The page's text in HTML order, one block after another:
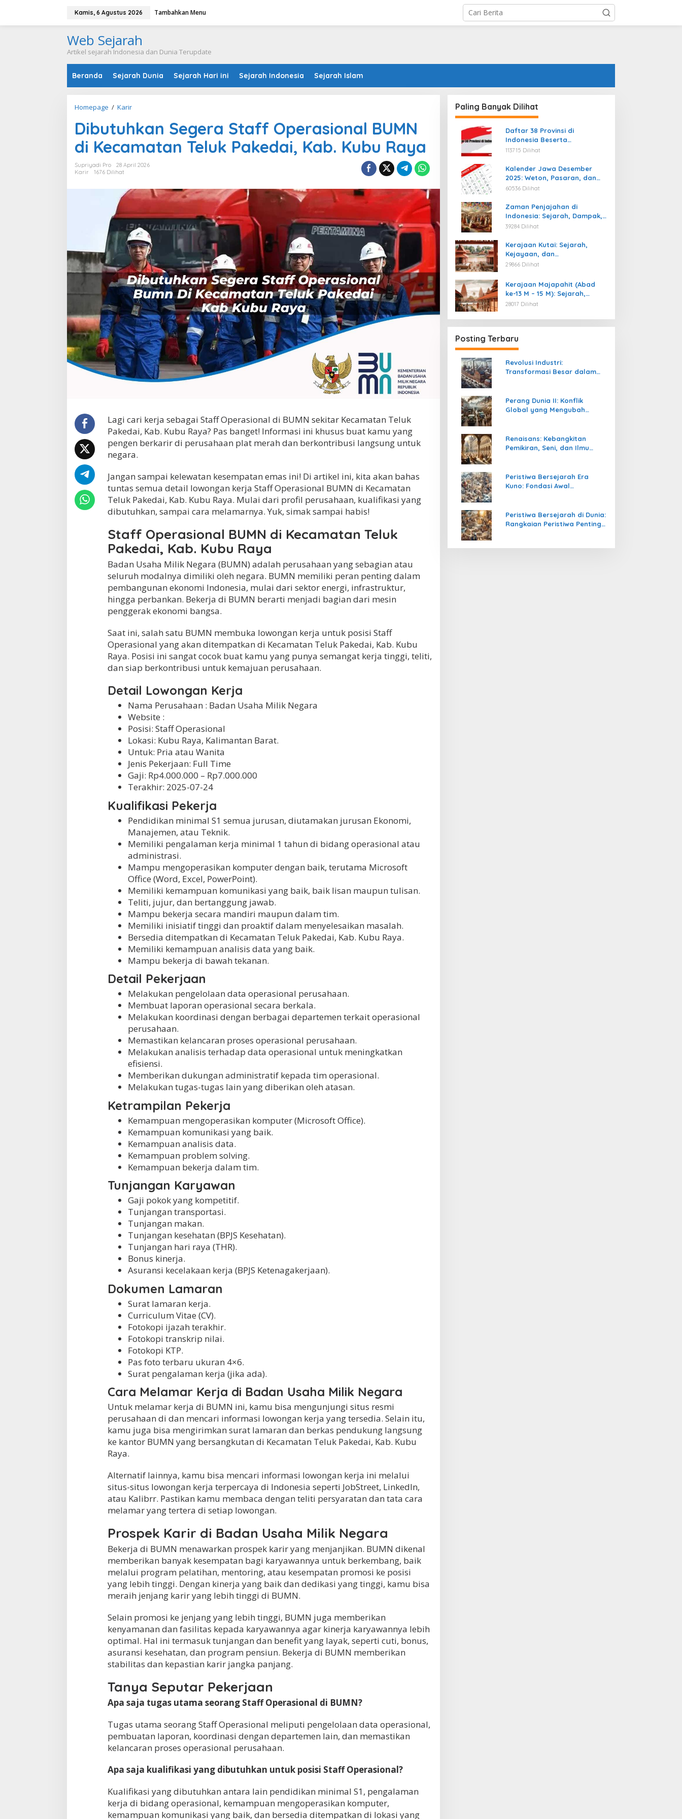
Kamis, 6 Agustus 2026 Tambahkan Menu
Web Sejarah
Artikel sejarah Indonesia dan Dunia Terupdate
Beranda Sejarah Dunia Sejarah Hari ini Sejarah Indonesia Sejarah Islam
Homepage / Karir
b
u
t
u
h
n
S
g
e
a
S
t
a
f
f
O
p
e
r
a
s
i
a
M
d
i
K
a
m
a
t
n
T
e
l
u
k
P
a
k
e
d
a
,
K
a
b
K
u
b
u
R
a
y
a
Dibutuhkan Segera Staff Operasional BUMN
di Kecamatan Teluk Pakedai, Kab. Kubu Raya
Supriyadi Pro
28 April 2026
Karir
1676 Dilihat
Lagi cari kerja sebagai Staff Operasional di BUMN sekitar Kecamatan Teluk
Pakedai, Kab. Kubu Raya? Pas banget! Informasi ini khusus buat kamu yang
pengen berkarir di perusahaan plat merah dan berkontribusi langsung untuk
negara.
Jangan sampai kelewatan kesempatan emas ini! Di artikel ini, kita akan bahas
tuntas semua detail lowongan kerja Staff Operasional BUMN di Kecamatan
Teluk Pakedai, Kab. Kubu Raya. Mulai dari profil perusahaan, kualifikasi yang
dibutuhkan, sampai cara melamarnya. Yuk, simak sampai habis!
Staff Operasional BUMN di Kecamatan Teluk
Pakedai, Kab. Kubu Raya
Badan Usaha Milik Negara (BUMN) adalah perusahaan yang sebagian atau
seluruh modalnya dimiliki oleh negara. BUMN memiliki peran penting dalam
pembangunan ekonomi Indonesia, mulai dari sektor energi, infrastruktur,
hingga perbankan. Bekerja di BUMN berarti menjadi bagian dari mesin
penggerak ekonomi bangsa.
Saat ini, salah satu BUMN membuka lowongan kerja untuk posisi Staff
Operasional yang akan ditempatkan di Kecamatan Teluk Pakedai, Kab. Kubu
Raya. Posisi ini sangat cocok buat kamu yang punya semangat kerja tinggi, teliti,
dan siap berkontribusi untuk kemajuan perusahaan.
Detail Lowongan Kerja
Nama Perusahaan : Badan Usaha Milik Negara
Website :
Posisi: Staff Operasional
Lokasi: Kubu Raya, Kalimantan Barat.
Untuk: Pria atau Wanita
Jenis Pekerjaan: Full Time
Gaji: Rp4.000.000 – Rp7.000.000
Terakhir: 2025-07-24
Kualifikasi Pekerja
Pendidikan minimal S1 semua jurusan, diutamakan jurusan Ekonomi,
Manajemen, atau Teknik.
Memiliki pengalaman kerja minimal 1 tahun di bidang operasional atau
administrasi.
Mampu mengoperasikan komputer dengan baik, terutama Microsoft
Office (Word, Excel, PowerPoint).
Memiliki kemampuan komunikasi yang baik, baik lisan maupun tulisan.
Teliti, jujur, dan bertanggung jawab.
Mampu bekerja secara mandiri maupun dalam tim.
Memiliki inisiatif tinggi dan proaktif dalam menyelesaikan masalah.
Bersedia ditempatkan di Kecamatan Teluk Pakedai, Kab. Kubu Raya.
Memiliki kemampuan analisis data yang baik.
Mampu bekerja di bawah tekanan.
Detail Pekerjaan
Melakukan pengelolaan data operasional perusahaan.
Membuat laporan operasional secara berkala.
Melakukan koordinasi dengan berbagai departemen terkait operasional
perusahaan.
Memastikan kelancaran proses operasional perusahaan.
Melakukan analisis terhadap data operasional untuk meningkatkan
efisiensi.
Memberikan dukungan administratif kepada tim operasional.
Melakukan tugas-tugas lain yang diberikan oleh atasan.
Ketrampilan Pekerja
Kemampuan mengoperasikan komputer (Microsoft Office).
Kemampuan komunikasi yang baik.
Kemampuan analisis data.
Kemampuan problem solving.
Kemampuan bekerja dalam tim.
Tunjangan Karyawan
Gaji pokok yang kompetitif.
Tunjangan transportasi.
Tunjangan makan.
Tunjangan kesehatan (BPJS Kesehatan).
Tunjangan hari raya (THR).
Bonus kinerja.
Asuransi kecelakaan kerja (BPJS Ketenagakerjaan).
Dokumen Lamaran
Surat lamaran kerja.
Curriculum Vitae (CV).
Fotokopi ijazah terakhir.
Fotokopi transkrip nilai.
Fotokopi KTP.
Pas foto terbaru ukuran 4×6.
Surat pengalaman kerja (jika ada).
Cara Melamar Kerja di Badan Usaha Milik Negara
Untuk melamar kerja di BUMN ini, kamu bisa mengunjungi situs resmi
perusahaan di dan mencari informasi lowongan kerja yang tersedia. Selain itu,
kamu juga bisa mengirimkan surat lamaran dan berkas pendukung langsung
ke kantor BUMN yang bersangkutan di Kecamatan Teluk Pakedai, Kab. Kubu
Raya.
Alternatif lainnya, kamu bisa mencari informasi lowongan kerja ini melalui
situs-situs lowongan kerja terpercaya di Indonesia seperti JobStreet, LinkedIn,
atau Kalibrr. Pastikan kamu membaca dengan teliti persyaratan dan tata cara
melamar yang tertera di setiap lowongan.
Prospek Karir di Badan Usaha Milik Negara
Bekerja di BUMN menawarkan prospek karir yang menjanjikan. BUMN dikenal
memberikan banyak kesempatan bagi karyawannya untuk berkembang, baik
melalui program pelatihan, mentoring, atau kesempatan promosi ke posisi
yang lebih tinggi. Dengan kinerja yang baik dan dedikasi yang tinggi, kamu bisa
meraih jenjang karir yang lebih tinggi di BUMN.
Selain promosi ke jenjang yang lebih tinggi, BUMN juga memberikan
kenyamanan dan fasilitas kepada karyawannya agar kinerja karyawannya lebih
optimal. Hal ini termasuk tunjangan dan benefit yang layak, seperti cuti, bonus,
asuransi kesehatan, dan program pensiun. Bekerja di BUMN memberikan
stabilitas dan kepastian karir jangka panjang.
Tanya Seputar Pekerjaan
Apa saja tugas utama seorang Staff Operasional di BUMN?
Tugas utama seorang Staff Operasional meliputi pengelolaan data operasional,
pembuatan laporan, koordinasi dengan departemen lain, dan memastikan
kelancaran proses operasional perusahaan.
Apa saja kualifikasi yang dibutuhkan untuk posisi Staff Operasional?
Kualifikasi yang dibutuhkan antara lain pendidikan minimal S1, pengalaman
kerja di bidang operasional, kemampuan mengoperasikan komputer,
kemampuan komunikasi yang baik, dan bersedia ditempatkan di lokasi yang
Paling Banyak Dilihat
Daftar 38 Provinsi di
Indonesia Beserta
Ibukotanya Terbaru
113715 Dilihat
Kalender Jawa Desember
2025: Weton, Pasaran, dan
Hari Baik
60536 Dilihat
Zaman Penjajahan di
Indonesia: Sejarah, Dampak,
dan Perjuangan Menuju
39284 Dilihat
Kerajaan Kutai: Sejarah,
Kejayaan, dan
Peninggalannya (Abad ke-4
29866 Dilihat
Kerajaan Majapahit (Abad
ke-13 M – 15 M): Sejarah,
Kejayaan, dan
28017 Dilihat
Posting Terbaru
Revolusi Industri:
Transformasi Besar dalam
Perang Dunia II: Konflik
Global yang Mengubah
Renaisans: Kebangkitan
Pemikiran, Seni, dan Ilmu
Peristiwa Bersejarah Era
Kuno: Fondasi Awal
Peristiwa Bersejarah di Dunia:
Rangkaian Peristiwa Penting